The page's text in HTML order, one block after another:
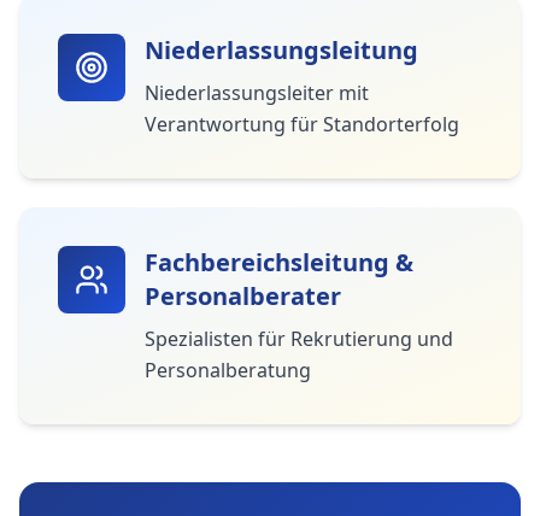
Niederlassungsleitung
Niederlassungsleiter mit
Verantwortung für Standorterfolg
Fachbereichsleitung &
Personalberater
Spezialisten für Rekrutierung und
Personalberatung